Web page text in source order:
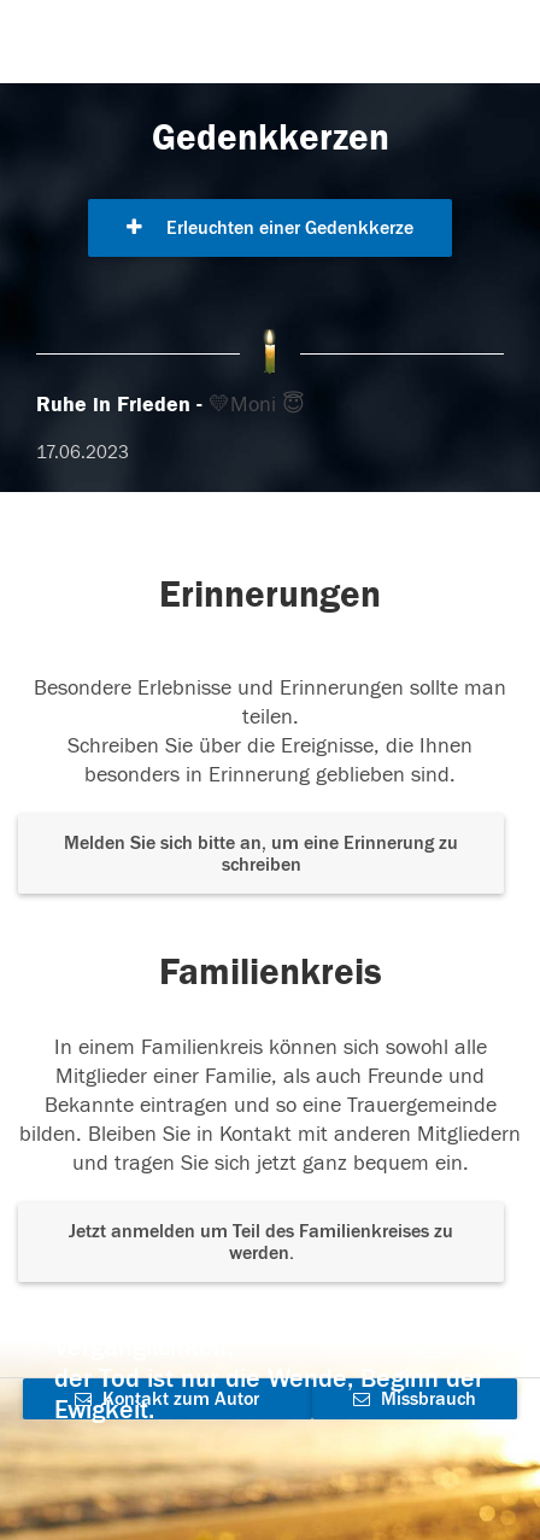
Gedenkkerzen
Erleuchten einer Gedenkkerze
Ruhe in Frieden 💛Moni 😇
17.06.2023
Erinnerungen
Besondere Erlebnisse und Erinnerungen sollte man
teilen.
Schreiben Sie über die Ereignisse, die Ihnen
besonders in Erinnerung geblieben sind.
Melden Sie sich bitte an, um eine Erinnerung zu
schreiben
Familienkreis
In einem Familienkreis können sich sowohl alle
Mitglieder einer Familie, als auch Freunde und
Bekannte eintragen und so eine Trauergemeinde
bilden. Bleiben Sie in Kontakt mit anderen Mitgliedern
und tragen Sie sich jetzt ganz bequem ein.
Jetzt anmelden um Teil des Familienkreises zu
werden.
der Tod ist nur die Wende, Beginn der
Ewigkeit.
Kontakt zum Autor
aufnehmen
Missbrauch